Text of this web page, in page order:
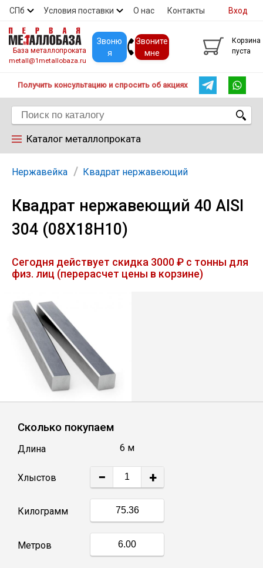
СПб Условия поставки О нас Контакты
Скидки Прайс Покупателям
Вход
База металлопроката
metall@1metallobaza.ru
Звоню
я
Звоните
мне
Корзина
пуста
Получить консультацию и спросить об акциях
Каталог металлопроката
Арматура
Труба профильная
Лист
Уголок
Балка
Швеллер
Катанка
Профлист
Нержавейка Квадрат нержавеющий
Квадрат нержавеющий 40 AISI
304 (08Х18Н10)
Сегодня действует скидка 3000 ₽ с тонны для
физ. лиц (перерасчет цены в корзине)
Сколько покупаем
Длина 6 м
Хлыстов − +
Килограмм
Метров